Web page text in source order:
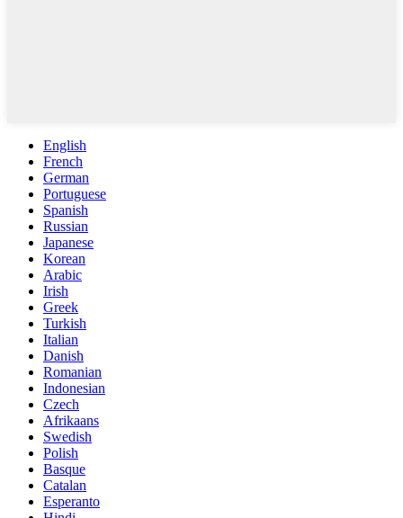
English
French
German
Portuguese
Spanish
Russian
Japanese
Korean
Arabic
Irish
Greek
Turkish
Italian
Danish
Romanian
Indonesian
Czech
Afrikaans
Swedish
Polish
Basque
Catalan
Esperanto